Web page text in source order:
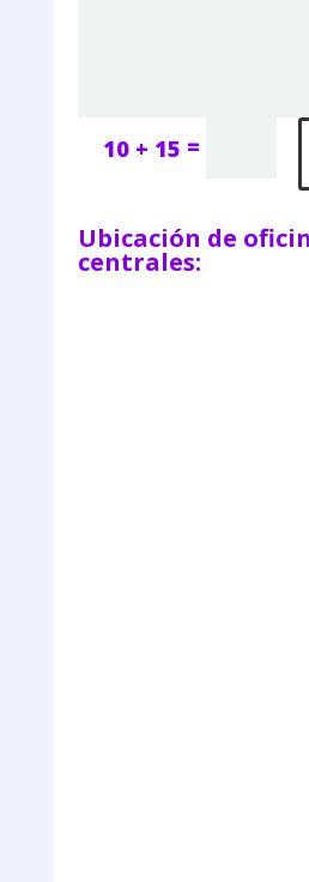
10 + 15 =
Ubicación de
centrales: